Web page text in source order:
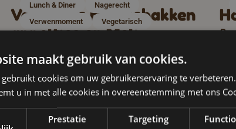
Vanille-ijs met gebakken
appeltjes en Meli
honingkoek
Bereidingstijd 20-min
Ontdek het recept
Lunch & Diner
Nagerecht
Verwenmoment
Vegetarisch
maakt gebruik van cookies.
gebruikt cookies om uw gebruikerservaring te
u in met alle cookies in overeenstemming met ons
Prestatie Targeting